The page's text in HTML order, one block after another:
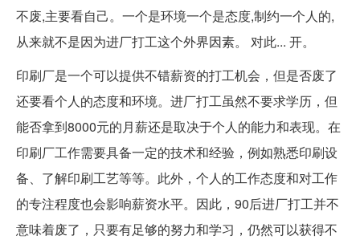
不废,主要看自己。一个是环境一个是态度,制约一个人的,
从来就不是因为进厂打工这个外界因素。 对此... 开。
印刷厂是一个可以提供不错薪资的打工机会，但是否废了
还要看个人的态度和环境。进厂打工虽然不要求学历，但
能否拿到8000元的月薪还是取决于个人的能力和表现。在
印刷厂工作需要具备一定的技术和经验，例如熟悉印刷设
备、了解印刷工艺等等。此外，个人的工作态度和对工作
的专注程度也会影响薪资水平。因此，90后进厂打工并不
意味着废了，只要有足够的努力和学习，仍然可以获得不